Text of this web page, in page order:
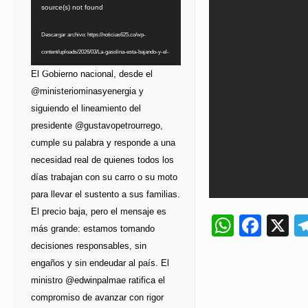
X
source(s) not found
Descargar archivo: https://noticias625.co/wp-
content/uploads/2026/03/La-gasolina-esta-bajando-y-el-
El Gobierno nacional, desde el
@ministeriominasyenergia y
siguiendo el lineamiento del
presidente @gustavopetrourrego,
cumple su palabra y responde a una
necesidad real de quienes todos los
días trabajan con su carro o su moto
para llevar el sustento a sus familias.
El precio baja, pero el mensaje es
más grande: estamos tomando
decisiones responsables, sin
engaños y sin endeudar al país. El
ministro @edwinpalmae ratifica el
compromiso de avanzar con rigor